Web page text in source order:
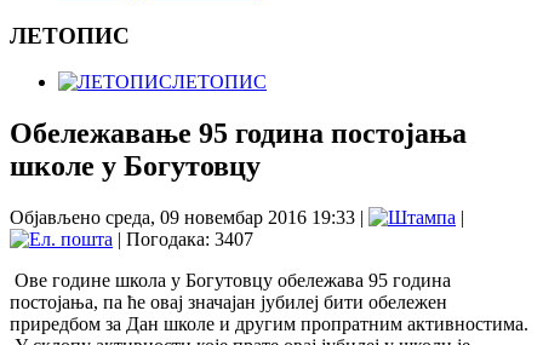
ЛЕТОПИС
ЛЕТОПИС
Обележавање 95 година постојања
школе у Богутовцу
Објављено среда, 09 новембар 2016 19:33 |
|
| Погодака: 3407
Ове године школа у Богутовцу обележава 95 година
постојања, па ће овај значајан јубилеј бити обележен
приредбом за Дан школе и другим пропратним активностима.